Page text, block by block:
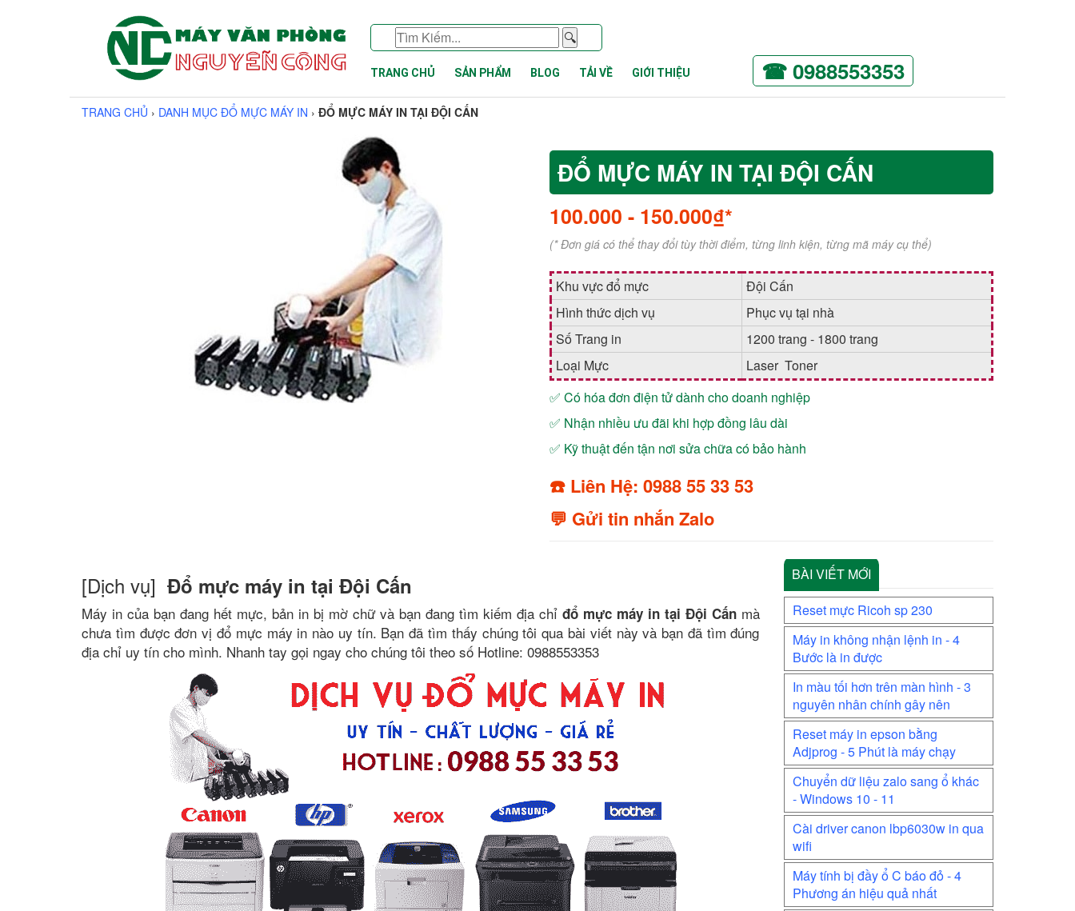
🔍
TRANG CHỦ SẢN PHẨM BLOG TẢI VỀ GIỚI THIỆU ☎ 0988553353
TRANG CHỦ › DANH MỤC ĐỔ MỰC MÁY IN › ĐỔ MỰC MÁY IN TẠI ĐỘI CẤN
ĐỔ MỰC MÁY IN TẠI ĐỘI CẤN
100.000 - 150.000₫*
(* Đơn giá có thể thay đổi tùy thời điểm, từng linh kiện, từng mã máy cụ thể)
Khu vực đổ mực
Đội Cấn
Hình thức dịch vụ
Phục vụ tại nhà
Số Trang in
1200 trang - 1800 trang
Loại Mực
Laser Toner
✅ Có hóa đơn điện tử dành cho doanh nghiệp
✅ Nhận nhiều ưu đãi khi hợp đồng lâu dài
✅ Kỹ thuật đến tận nơi sửa chữa có bảo hành
☎️ Liên Hệ: 0988 55 33 53
💬 Gửi tin nhắn Zalo
[Dịch vụ] Đổ mực máy in tại Đội Cấn
Máy in của bạn đang hết mực, bản in bị mờ chữ và bạn đang tìm kiếm địa chỉ đổ mực máy in tại Đội Cấnmà
chưa tìm được đơn vị đổ mực máy in nào uy tín. Bạn đã tìm thấy chúng tôi qua bài viết này và bạn đã tìm đúng
địa chỉ uy tín cho mình. Nhanh tay gọi ngay cho chúng tôi theo số Hotline: 0988553353
BÀI VIẾT MỚI
Reset mực Ricoh sp 230
Máy in không nhận lệnh in - 4
Bước là in được
In màu tối hơn trên màn hình - 3
nguyên nhân chính gây nên
Reset máy in epson bằng
Adjprog - 5 Phút là máy chạy
Chuyển dữ liệu zalo sang ổ khác
- Windows 10 - 11
Cài driver canon lbp6030w in qua
wifi
Máy tính bị đầy ổ C báo đỏ - 4
Phương án hiệu quả nhất